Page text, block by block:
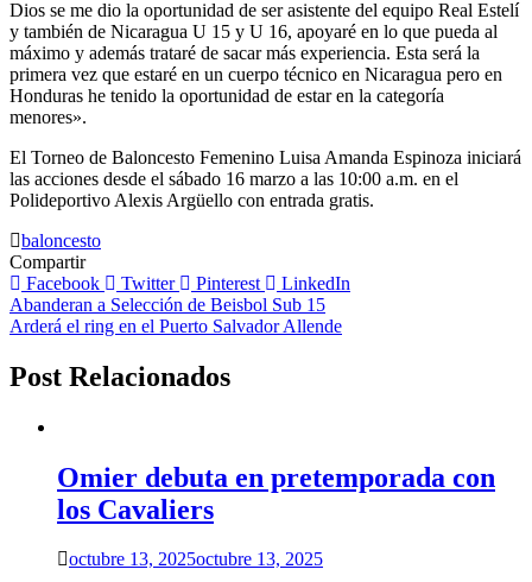
Dios se me dio la oportunidad de ser asistente del equipo Real Estelí
y también de Nicaragua U 15 y U 16, apoyaré en lo que pueda al
máximo y además trataré de sacar más experiencia. Esta será la
primera vez que estaré en un cuerpo técnico en Nicaragua pero en
Honduras he tenido la oportunidad de estar en la categoría
menores».
El Torneo de Baloncesto Femenino Luisa Amanda Espinoza iniciará
las acciones desde el sábado 16 marzo a las 10:00 a.m. en el
Polideportivo Alexis Argüello con entrada gratis.
baloncesto
Compartir
Facebook
Twitter Pinterest LinkedIn
Navegación
de
entradas
Abanderan a Selección de Beisbol Sub 15
Arderá el ring en el Puerto Salvador Allende
Post Relacionados
Omier debuta en pretemporada con
los Cavaliers
octubre 13, 2025octubre 13, 2025